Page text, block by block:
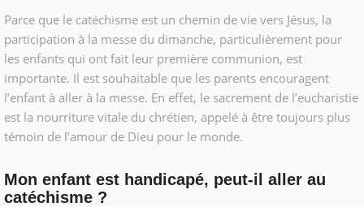
Parce que le catéchisme est un chemin de vie vers Jésus, la
participation à la messe du dimanche, particulièrement pour
les enfants qui ont fait leur première communion, est
importante. Il est souhaitable que les parents encouragent
l’enfant à aller à la messe. En effet, le sacrement de l’eucharistie
est la nourriture vitale du chrétien, appelé à être toujours plus
témoin de l’amour de Dieu pour le monde.
Mon enfant est handicapé, peut-il aller au
catéchisme ?